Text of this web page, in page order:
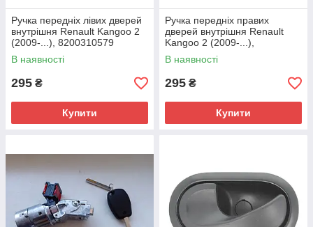
Ручка передніх лівих дверей
внутрішня Renault Kangoo 2
(2009-...), 8200310579
В наявності
295 ₴
Купити
Ручка передніх правих
дверей внутрішня Renault
Kangoo 2 (2009-...),
8200310580
В наявності
295 ₴
Купити